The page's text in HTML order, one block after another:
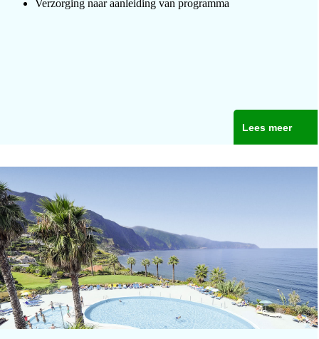
Verzorging naar aanleiding van programma
Lees meer